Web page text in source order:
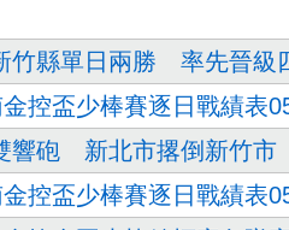
竹縣單日兩勝 率先晉級
控盃少棒賽逐日戰績表
響砲 新北市撂倒新竹市
控盃少棒賽逐日戰績表